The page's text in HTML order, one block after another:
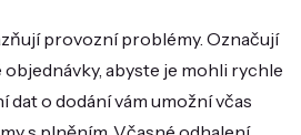
provozní problémy. Označují
abyste je mohli rychle
dat o dodání vám umožní včas